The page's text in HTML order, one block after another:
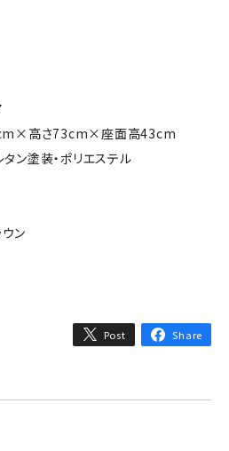
高さ73cm×座面高43cm
ン塗装・ポリエステル
ン
Post Share